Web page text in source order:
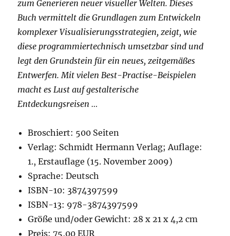
zum Generieren neuer visueller Welten. Dieses
Buch vermittelt die Grundlagen zum Entwickeln
komplexer Visualisierungsstrategien, zeigt, wie
diese programmiertechnisch umsetzbar sind und
legt den Grundstein für ein neues, zeitgemäßes
Entwerfen. Mit vielen Best-Practise-Beispielen
macht es Lust auf gestalterische
Entdeckungsreisen …
Broschiert: 500 Seiten
Verlag: Schmidt Hermann Verlag; Auflage:
1., Erstauflage (15. November 2009)
Sprache: Deutsch
ISBN-10: 3874397599
ISBN-13: 978-3874397599
Größe und/oder Gewicht: 28 x 21 x 4,2 cm
Preis: 75,00 EUR